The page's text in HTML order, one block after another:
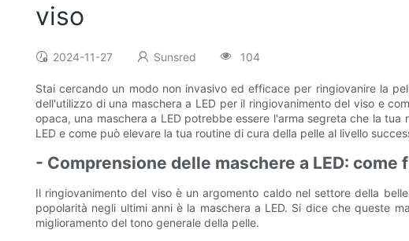
viso
2024-11-27 Sunsred 104
Stai cercando un modo non invasivo ed efficace per ringiovanire la
dell'utilizzo di una maschera a LED per il ringiovanimento del viso e
opaca, una maschera a LED potrebbe essere l'arma segreta che la
LED e come può elevare la tua routine di cura della pelle al livello
- Comprensione delle maschere a LED:
Il ringiovanimento del viso è un argomento caldo nel settore della
popolarità negli ultimi anni è la maschera a LED. Si dice che queste
miglioramento del tono generale della pelle.